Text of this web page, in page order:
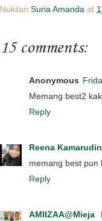
Nukilan Suria Amanda at
15 comments:
Anonymous
Memang best2
Reply
Reena Kamarudin
memang best pun
Reply
AMIIZAA@Mieja